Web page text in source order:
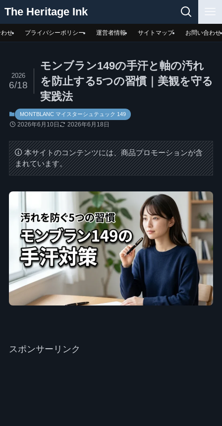
The Heritage Ink
せ プライバシーポリシー 運営者情報 サイトマップ お問い合わせ
モンブラン149の手汗と軸の汚れ
を防止する5つの習慣｜美観を守る
実践法
2026
6/18
MONTBLANC マイスターシュテュック 149
2026年6月10日 2026年6月18日
本サイトのコンテンツには、商品プロモーションが含
まれています。
スポンサーリンク